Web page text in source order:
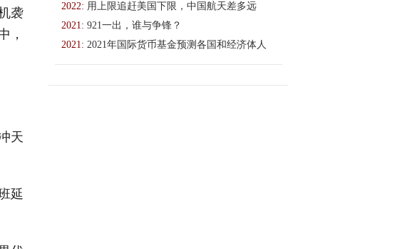
袭
，
天
延
2022: 用上限追赶美国下限，中国航天差多远
2021: 921一出，谁与争锋？
2021: 2021年国际货币基金预测各国和经济体人